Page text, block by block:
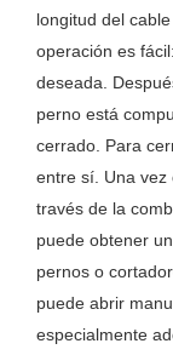
longitud del
operación es
deseada.
perno está
cerrado. Para
entre sí. Una vez
través de la
puede obtener
pernos o
puede abrir
especialmente